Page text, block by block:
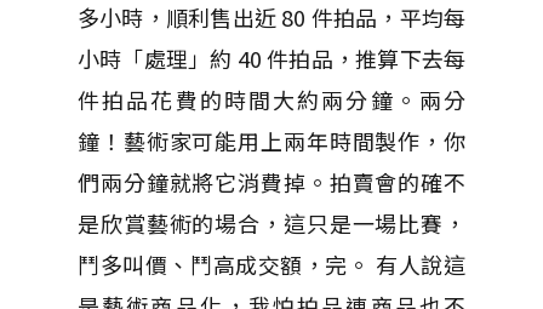
多小時，順利售出近 80 件拍品，平均每
小時「處理」約 40 件拍品，推算下去每
件拍品花費的時間大約兩分鐘。兩分
鐘！藝術家可能用上兩年時間製作，你
們兩分鐘就將它消費掉。拍賣會的確不
是欣賞藝術的場合，這只是一場比賽，
鬥多叫價、鬥高成交額，完。 有人說這